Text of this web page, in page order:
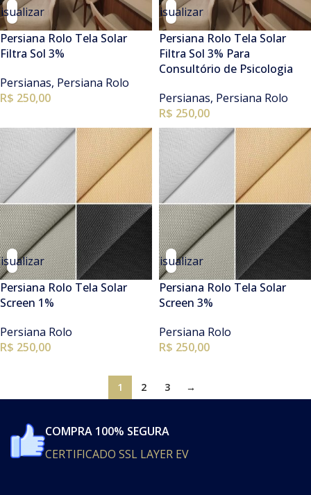
Persiana Rolo Tela Solar
Filtra Sol 3%
Persianas, Persiana Rolo
R$ 250,00
Visualizar
Persiana Rolo Tela Solar
Filtra Sol 3% Para
Consultório de Psicologia
Persianas, Persiana Rolo
R$ 250,00
Persiana Rolo Tela Solar
Screen 1%
Persiana Rolo
R$ 250,00
Visualizar
Persiana Rolo Tela Solar
Screen 3%
Persiana Rolo
R$ 250,00
1 2 3 →
COMPRA 100% SEGURA
CERTIFICADO SSL LAYER EV